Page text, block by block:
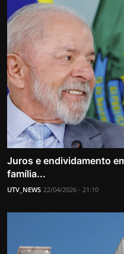
Juros e endividamento
família...
UTV_NEWS 22/04/2026 - 21:10